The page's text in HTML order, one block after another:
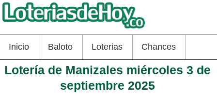
Inicio Baloto Loterias Chances
Lotería de Manizales miércoles 3 de
septiembre 2025